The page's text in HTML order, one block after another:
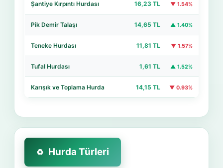
Şantiye Kırpıntı Hurdası 16,23 TL ▼ 1.54%
Pik Demir Talaşı 14,65 TL ▲ 1.40%
Teneke Hurdası 11,81 TL ▼ 1.57%
Tufal Hurdası 1,61 TL ▲ 1.52%
Karışık ve Toplama Hurda 14,15 TL ▼ 0.93%
Hurda Türleri